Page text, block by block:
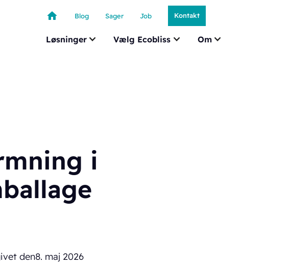
Løsninger Vælg Ecobliss Om
Blog Sager Job Kontakt
i
den8. maj 2026